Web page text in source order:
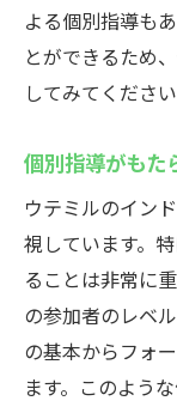
よる個別指導も
とができるため
してみてください
個別指導がもた
ウテミルのイン
視しています。
ることは非常に
の参加者のレベ
の基本からフォ
ます。このよう